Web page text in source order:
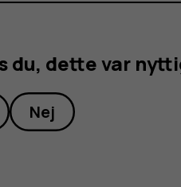
du, dette var
Nej